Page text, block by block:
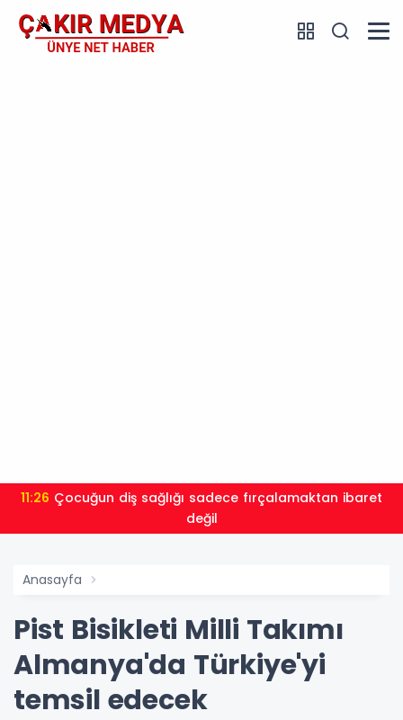
11:26
değil
Anasayfa
Pist Bisikleti Milli Takımı
Almanya'da Türkiye'yi
temsil edecek